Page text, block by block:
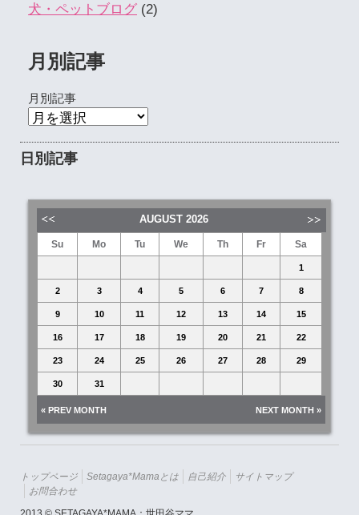
犬・ペットブログ (2)
月別記事
月別記事
日別記事
AUGUST 2026
Su Mo Tu We Th Fr Sa
1
2 3 4 5 6 7 8
9 10 11 12 13 14 15
16 17 18 19 20 21 22
23 24 25 26 27 28 29
30 31
« PREV MONTH NEXT MONTH »
トップページ Setagaya*mamaとは 自己紹介
サイトマップ
お問合わせ
2013 © SETAGAYA*MAMA：世田谷ママ